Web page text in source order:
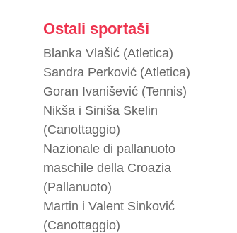
Ostali sportaši
Blanka Vlašić (Atletica)
Sandra Perković (Atletica)
Goran Ivanišević (Tennis)
Nikša i Siniša Skelin
(Canottaggio)
Nazionale di pallanuoto
maschile della Croazia
(Pallanuoto)
Martin i Valent Sinković
(Canottaggio)